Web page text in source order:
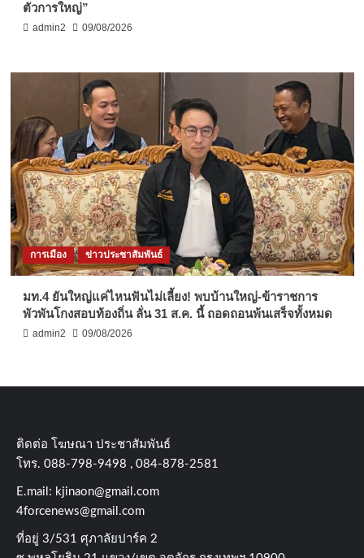
ตัวการใหญ่”
admin2 09/08/2026
การเมือง ข่าวประชาสัมพันธ์
มท.4 ยันใหญ่แค่ไหนฟันไม่เลี้ยง! พบบ้านใหญ่-ข้าราชการ
พัวพันโกงสอบท้องถิ่น ลั่น 31 ส.ค. นี้ ถอดถอนพ้นเสร็จทั้งหมด
admin2 09/08/2026
ติดต่อ​ โฆษณา​ ประชาสัมพันธ์
โทร​. 088-798-9498 , 084-878-2581
E.mail: kjinaon@gmail.com
4forcenews@gmail.com
ที่อยู่​ 3/531​ ศุภาลัยปาร์ค​ 2